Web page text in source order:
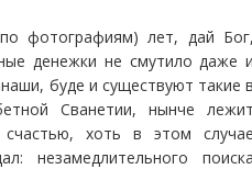
фотографиям) лет, дай
денежки не смутило даже
буде и существуют такие
Сванетии, нынче
хоть в этом
незамедлительного